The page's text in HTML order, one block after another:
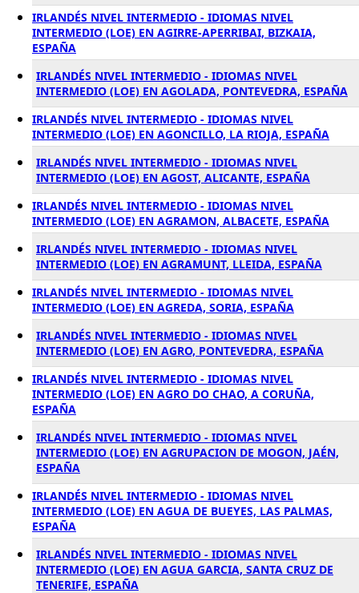
IRLANDÉS NIVEL INTERMEDIO - IDIOMAS NIVEL
INTERMEDIO (LOE) EN AGIRRE-APERRIBAI, BIZKAIA,
ESPAÑA
IRLANDÉS NIVEL INTERMEDIO - IDIOMAS NIVEL
INTERMEDIO (LOE) EN AGOLADA, PONTEVEDRA, ESPAÑA
IRLANDÉS NIVEL INTERMEDIO - IDIOMAS NIVEL
INTERMEDIO (LOE) EN AGONCILLO, LA RIOJA, ESPAÑA
IRLANDÉS NIVEL INTERMEDIO - IDIOMAS NIVEL
INTERMEDIO (LOE) EN AGOST, ALICANTE, ESPAÑA
IRLANDÉS NIVEL INTERMEDIO - IDIOMAS NIVEL
INTERMEDIO (LOE) EN AGRAMON, ALBACETE, ESPAÑA
IRLANDÉS NIVEL INTERMEDIO - IDIOMAS NIVEL
INTERMEDIO (LOE) EN AGRAMUNT, LLEIDA, ESPAÑA
IRLANDÉS NIVEL INTERMEDIO - IDIOMAS NIVEL
INTERMEDIO (LOE) EN AGREDA, SORIA, ESPAÑA
IRLANDÉS NIVEL INTERMEDIO - IDIOMAS NIVEL
INTERMEDIO (LOE) EN AGRO, PONTEVEDRA, ESPAÑA
IRLANDÉS NIVEL INTERMEDIO - IDIOMAS NIVEL
INTERMEDIO (LOE) EN AGRO DO CHAO, A CORUÑA,
ESPAÑA
IRLANDÉS NIVEL INTERMEDIO - IDIOMAS NIVEL
INTERMEDIO (LOE) EN AGRUPACION DE MOGON, JAÉN,
ESPAÑA
IRLANDÉS NIVEL INTERMEDIO - IDIOMAS NIVEL
INTERMEDIO (LOE) EN AGUA DE BUEYES, LAS PALMAS,
ESPAÑA
IRLANDÉS NIVEL INTERMEDIO - IDIOMAS NIVEL
INTERMEDIO (LOE) EN AGUA GARCIA, SANTA CRUZ DE
TENERIFE, ESPAÑA